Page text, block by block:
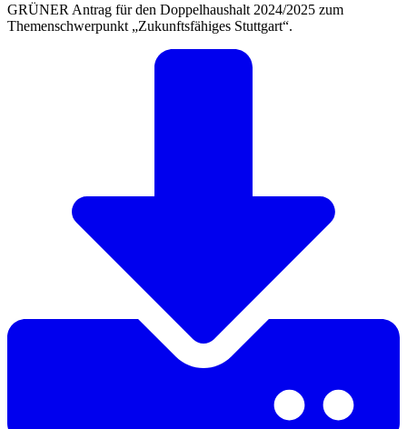
GRÜNER Antrag für den Doppelhaushalt 2024/2025 zum
Themenschwerpunkt „Zukunftsfähiges Stuttgart“.